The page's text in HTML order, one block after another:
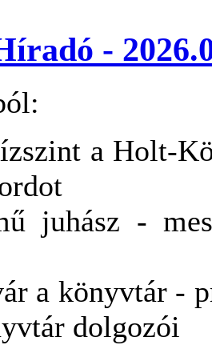
-
a Holt-
juhász -
a könyvtár -
dolgozói